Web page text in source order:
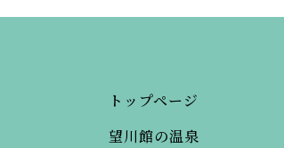
トップページ
望川館の温泉